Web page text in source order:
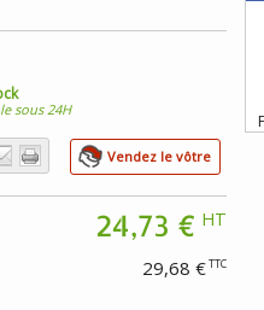
sous 24H
Vendez le vôtre
24,73 € HT
29,68 €TTC